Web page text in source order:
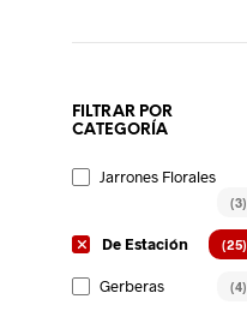
FILTRAR POR
CATEGORÍA
Jarrones Florales
(3)
De Estación (25)
Gerberas (4)